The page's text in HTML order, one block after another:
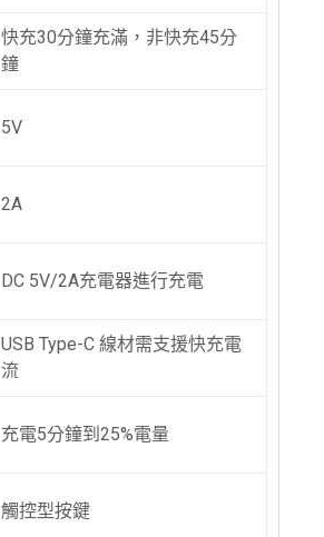
快充30分鐘充滿，非快充45分
鐘
5V
2A
DC 5V/2A充電器進行充電
USB Type-C 線材需支援快充電
流
充電5分鐘到25%電量
觸控型按鍵